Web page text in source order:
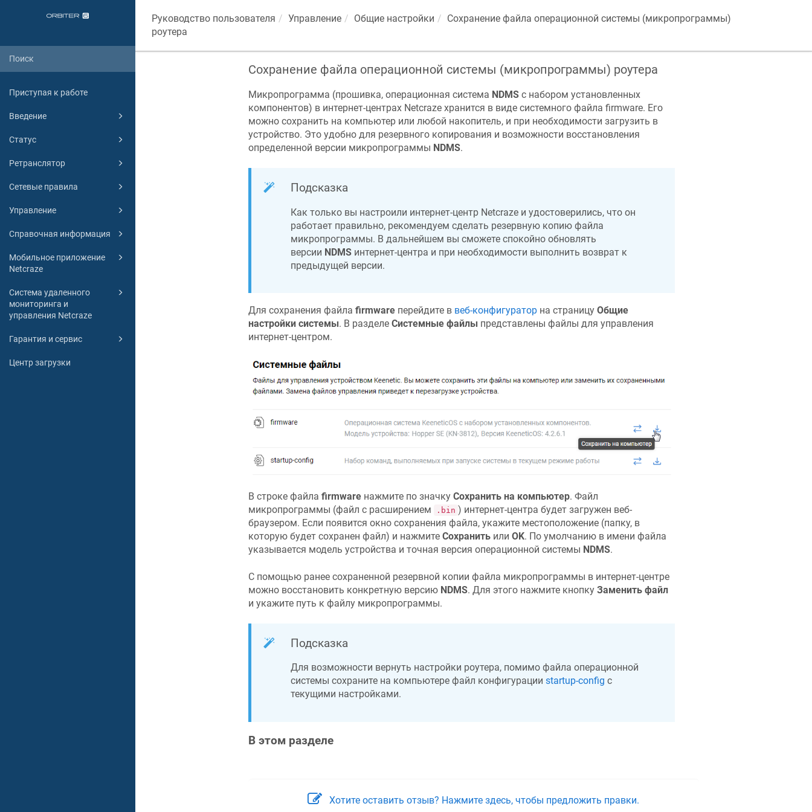
Приступая к работе
Введение
Статус
Ретранслятор
Сетевые правила
Управление
Справочная информация
Мобильное приложение
Netcraze
Система удаленного
мониторинга и
управления Netcraze
Гарантия и сервис
Центр загрузки
Руководство пользователя Управление Общие настройки
Сохранение файла операционной системы (микропрограммы)
роутера
Сохранение файла операционной системы (микропрограммы) роутера
Микропрограмма (прошивка, операционная система NDMSс набором установленных
компонентов) в интернет-центрах Netcrazeхранится в виде системного файла firmware. Его
можно сохранить на компьютер или любой накопитель, и при необходимости загрузить в
устройство. Это удобно для резервного копирования и возможности восстановления
определенной версии микропрограммы NDMS.
Подсказка
Как только вы настроили интернет-центр Netcrazeи удостоверились, что он
работает правильно, рекомендуем сделать резервную копию файла
микропрограммы. В дальнейшем вы сможете спокойно обновлять
версии NDMSинтернет-центра и при необходимости выполнить возврат к
предыдущей версии.
Для сохранения файла firmwareперейдите в веб-конфигураторна страницу Общие
настройки системы. В разделе Системные файлы представлены файлы для управления
интернет-центром.
В строке файла firmwareнажмите по значку Сохранить на компьютер. Файл
микропрограммы (файл с расширением
.bin ) интернет-центра будет загружен веб-
браузером. Если появится окно сохранения файла, укажите местоположение (папку, в
которую будет сохранен файл) и нажмите Сохранитьили OK. По умолчанию в имени файла
указывается модель устройства и точная версия операционной системы NDMS.
С помощью ранее сохраненной резервной копии файла микропрограммы в интернет-центре
можно восстановить конкретную версию NDMS. Для этого нажмите кнопку Заменить файл
и укажите путь к файлу микропрограммы.
Подсказка
Для возможности вернуть настройки роутера, помимо файла операционной
системы сохраните на компьютере файл конфигурации startup-config с
текущими настройками.
В этом разделе
Хотите оставить отзыв? Нажмите здесь, чтобы предложить правки.